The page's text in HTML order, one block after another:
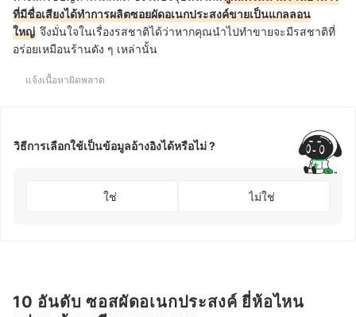
ที่มีชื่อเสียงได้ทำการผลิตซอยผัดอเนกประสงค์ขายเป็นแกลลอน
ใหญ่ จึงมั่นใจในเรื่องรสชาติได้ว่าหากคุณนำไปทำขายจะมีรสชาติที่
อร่อยเหมือนร้านดัง ๆ เหล่านั้น
แจ้งเนื้อหาผิดพลาด
วิธีการเลือกใช้เป็นข้อมูลอ้างอิงได้หรือไม่ ?
ใช่ ไม่ใช่
10 อันดับ ซอสผัดอเนกประสงค์ ยี่ห้อไหน